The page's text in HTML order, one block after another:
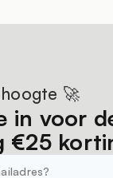
🚀
in voor
€25